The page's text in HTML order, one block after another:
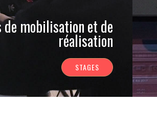
de mobilisation et de
réalisation
STAGES